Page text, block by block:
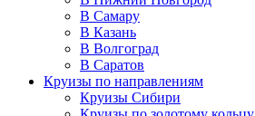
В Самару
В Казань
В Волгоград
В Саратов
Круизы по направлениям
Круизы Сибири